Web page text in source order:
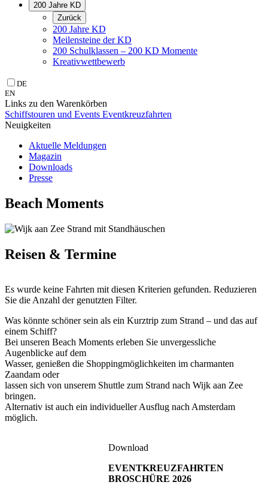
200 Jahre KD
Zurück
200 Jahre KD
Meilensteine der KD
200 Schulklassen – 200 KD Momente
Kreativwettbewerb
DE
EN
Links zu den Warenkörben
Schiffstouren und Events Eventkreuzfahrten
Neuigkeiten
Aktuelle Meldungen
Magazin
Downloads
Presse
Beach Moments
Reisen & Termine
Es wurde keine Fahrten mit diesen Kriterien gefunden. Reduzieren
Sie die Anzahl der genutzten Filter.
Was könnte schöner sein als ein Kurztrip zum Strand – und das auf
einem Schiff?
Bei unseren Beach Moments erleben Sie unvergessliche
Augenblicke auf dem
Wasser, genießen die Shoppingmöglichkeiten im charmanten
Zaandam oder
lassen sich von unserem Shuttle zum Strand nach Wijk aan Zee
bringen.
Alternativ ist auch ein individueller Ausflug nach Amsterdam
möglich.
Download
EVENTKREUZFAHRTEN
BROSCHÜRE 2026